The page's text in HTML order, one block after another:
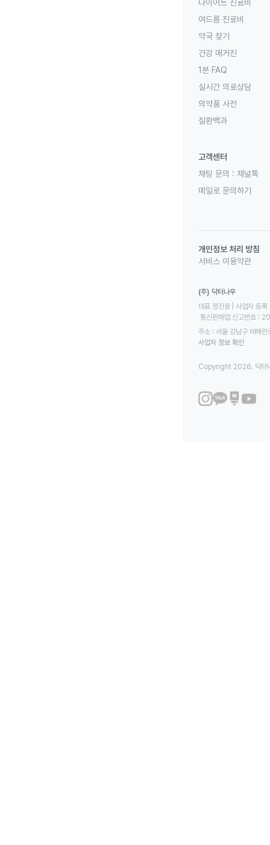
다이어트 진료비
여드름 진료비
약국 찾기
건강 매거진
1분 FAQ
실시간 의료상담
의약품 사전
질환백과
고객센터
채팅 문의 : 채널톡
메일로 문의하기
개인정보 처리 방침
서비스 이용약관
(주) 닥터나우
대표 정진웅 | 사업자
통신판매업 신고번호
주소 : 서울 강남구 테헤
사업자 정보 확인
Copyright 2026. 닥터